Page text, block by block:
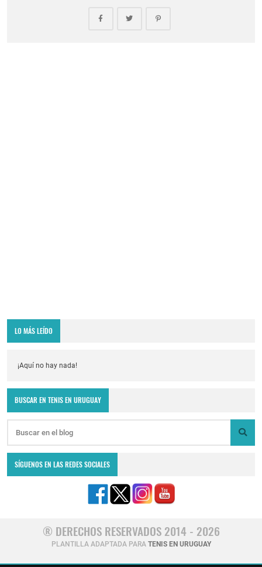
LO MÁS LEÍDO
¡Aquí no hay nada!
BUSCAR EN TENIS EN URUGUAY
SÍGUENOS EN LAS REDES SOCIALES
® DERECHOS RESERVADOS 2014 - 2026
PLANTILLA ADAPTADA PARA TENIS EN URUGUAY